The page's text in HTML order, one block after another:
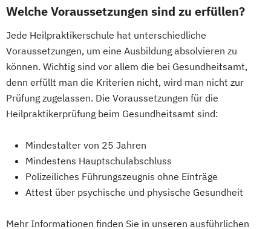
Welche Voraussetzungen sind zu erfüllen?
Jede Heilpraktikerschule hat unterschiedliche
Voraussetzungen, um eine Ausbildung absolvieren zu
können. Wichtig sind vor allem die bei Gesundheitsamt,
denn erfüllt man die Kriterien nicht, wird man nicht zur
Prüfung zugelassen. Die Voraussetzungen für die
Heilpraktikerprüfung beim Gesundheitsamt sind:
Mindestalter von 25 Jahren
Mindestens Hauptschulabschluss
Polizeiliches Führungszeugnis ohne Einträge
Attest über psychische und physische Gesundheit
Mehr Informationen finden Sie in unseren ausführlichen